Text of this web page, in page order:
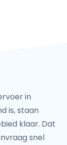
in
is, staan
klaar. Dat
snel